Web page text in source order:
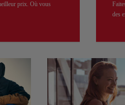
prix. Où vous
des